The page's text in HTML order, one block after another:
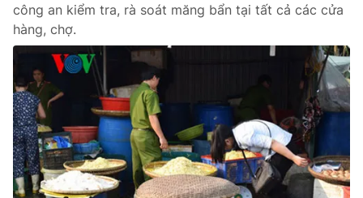
công an kiểm tra, rà soát măng bẩn tại tất cả các cửa
hàng, chợ.